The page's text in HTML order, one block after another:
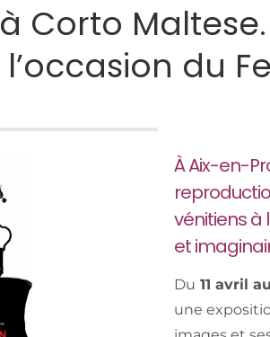
Corto
du
À Aix-en-
vénitiens à
et
Du 11 avril
une